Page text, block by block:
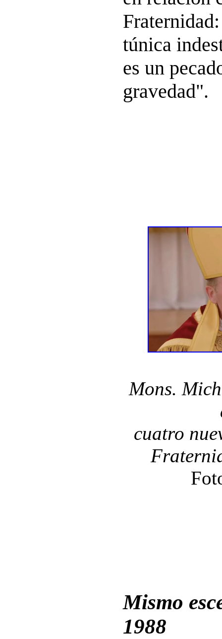
túnica
es un
gravedad".
Mons.
cuatro
Mismo
1988